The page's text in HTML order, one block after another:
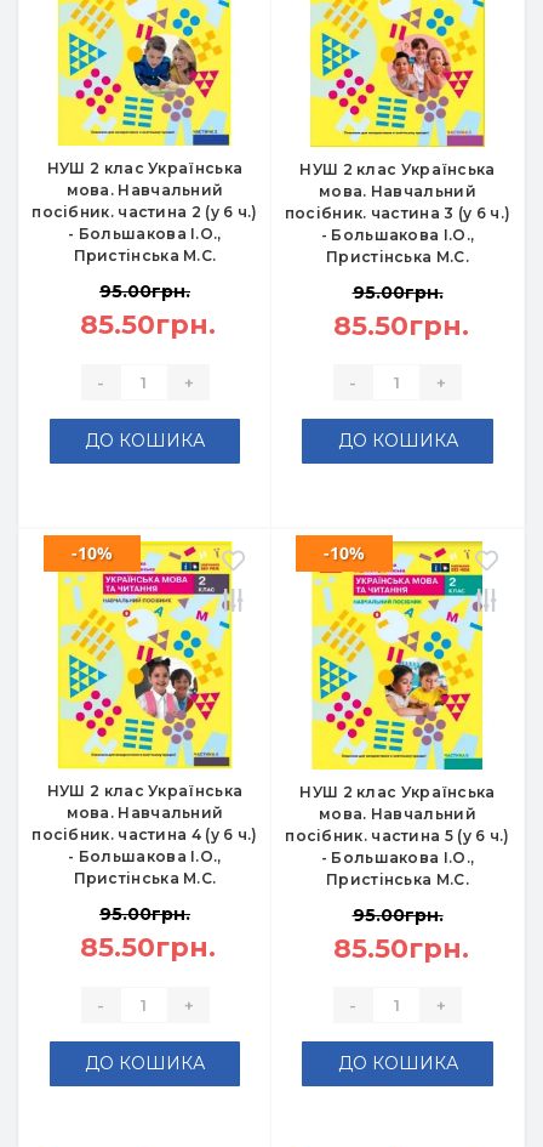
НУШ 2 клас Українська
мова. Навчальний
посібник. частина 2 (у 6 ч.)
- Большакова І.О.,
Пристінська М.С.
95.00грн.
85.50грн.
- +
ДО КОШИКА
НУШ 2 клас Українська
мова. Навчальний
посібник. частина 3 (у 6 ч.)
- Большакова І.О.,
Пристінська М.С.
95.00грн.
85.50грн.
- +
ДО КОШИКА
НУШ 2 клас Українська
мова. Навчальний
посібник. частина 4 (у 6 ч.)
- Большакова І.О.,
Пристінська М.С.
-10%
95.00грн.
85.50грн.
- +
ДО КОШИКА
НУШ 2 клас Українська
мова. Навчальний
посібник. частина 5 (у 6 ч.)
- Большакова І.О.,
Пристінська М.С.
-10%
95.00грн.
85.50грн.
- +
ДО КОШИКА